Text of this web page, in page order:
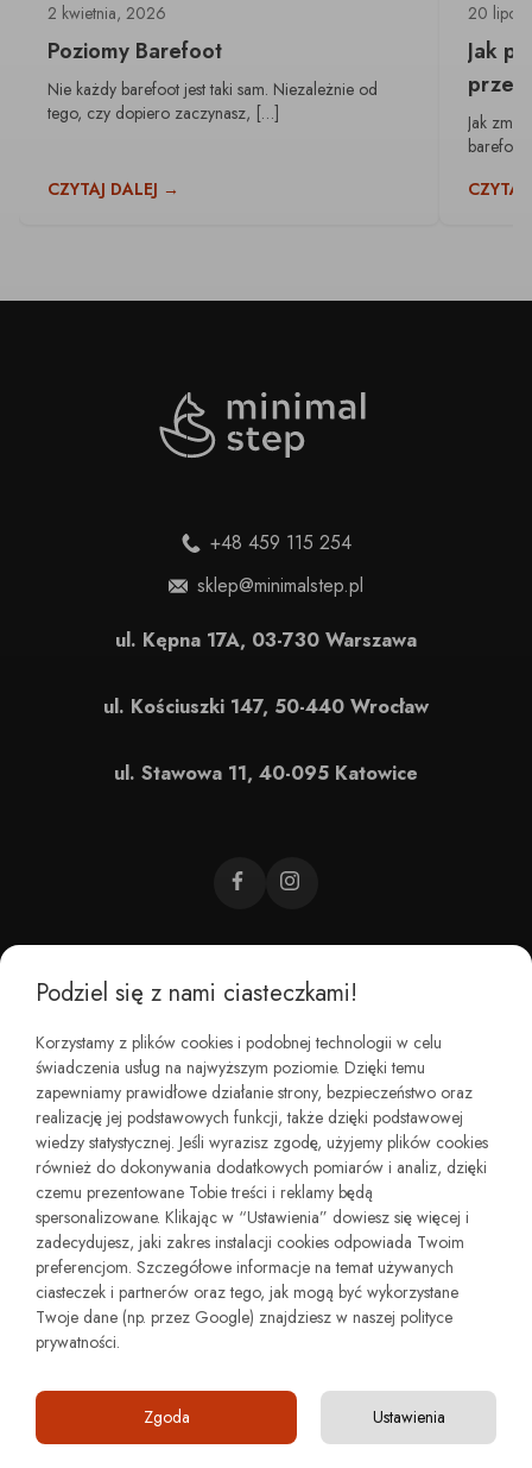
2 kwietnia, 2026
Poziomy Barefoot
Nie każdy barefoot jest taki sam. Niezależnie od
tego, czy dopiero zaczynasz, […]
CZYTAJ DALEJ →
20
Jak
Jak
CZEMU BAREFOOT?
KIM JESTEŚMY?
REGULAMINY I ZWROTY
+48 459 115 254
sklep@minimalstep.pl
ul. Kępna 17A, 03-730 Warszawa
ul. Kościuszki 147, 50-440 Wrocław
ul. Stawowa 11, 40-095 Katowice
Podziel się z nami ciasteczkami!
Korzystamy z plików cookies i podobnej technologii w celu
świadczenia usług na najwyższym poziomie. Dzięki temu
zapewniamy prawidłowe działanie strony, bezpieczeństwo oraz
realizację jej podstawowych funkcji, także dzięki podstawowej
wiedzy statystycznej. Jeśli wyrazisz zgodę, użyjemy plików cookies
również do dokonywania dodatkowych pomiarów i analiz, dzięki
czemu prezentowane Tobie treści i reklamy będą
spersonalizowane. Klikając w “Ustawienia” dowiesz się więcej i
zadecydujesz, jaki zakres instalacji cookies odpowiada Twoim
preferencjom. Szczegółowe informacje na temat używanych
ciasteczek i partnerów oraz tego, jak mogą być wykorzystane
Twoje dane (np. przez Google) znajdziesz w naszej polityce
prywatności.
Zgoda Ustawienia
4.91